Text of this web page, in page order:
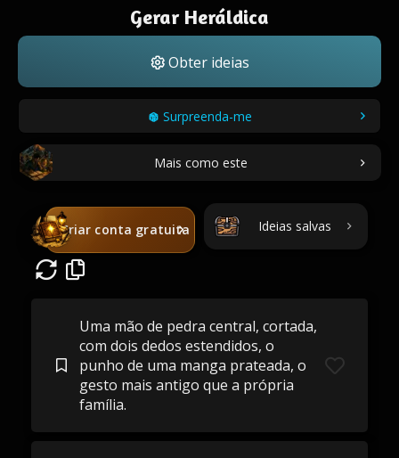
Gerar Heráldica
Obter ideias
Surpreenda-me
Mais como este
Criar conta gratuita Ideias salvas
Uma mão de pedra central, cortada,
com dois dedos estendidos, o
punho de uma manga prateada, o
gesto mais antigo que a própria
família.